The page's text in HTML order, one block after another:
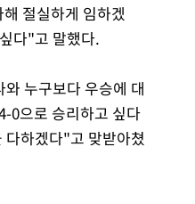
절실하게 임하겠
다"고 말했다.
누구보다 우승에 대
0으로 승리하고 싶다
다하겠다"고 맞받아쳤